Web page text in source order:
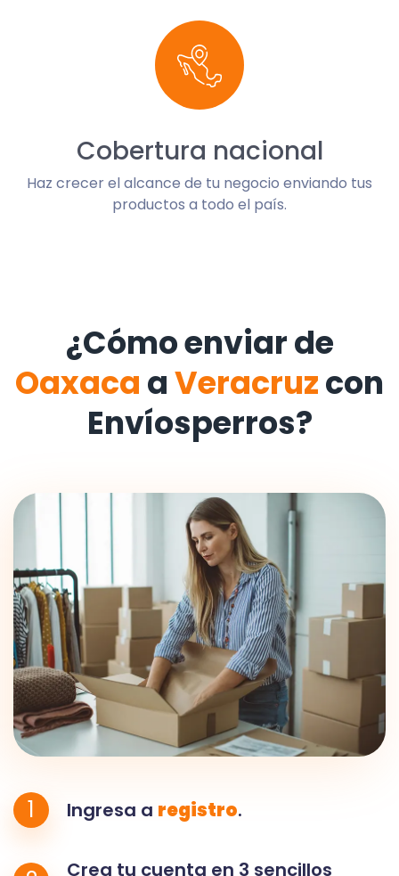
Cobertura nacional
Haz crecer el alcance de tu negocio enviando tus
productos a todo el país.
¿Cómo enviar de
Oaxaca aVeracruzcon
Envíosperros?
1 Ingresa a registro.
Crea tu cuenta en 3 sencillos